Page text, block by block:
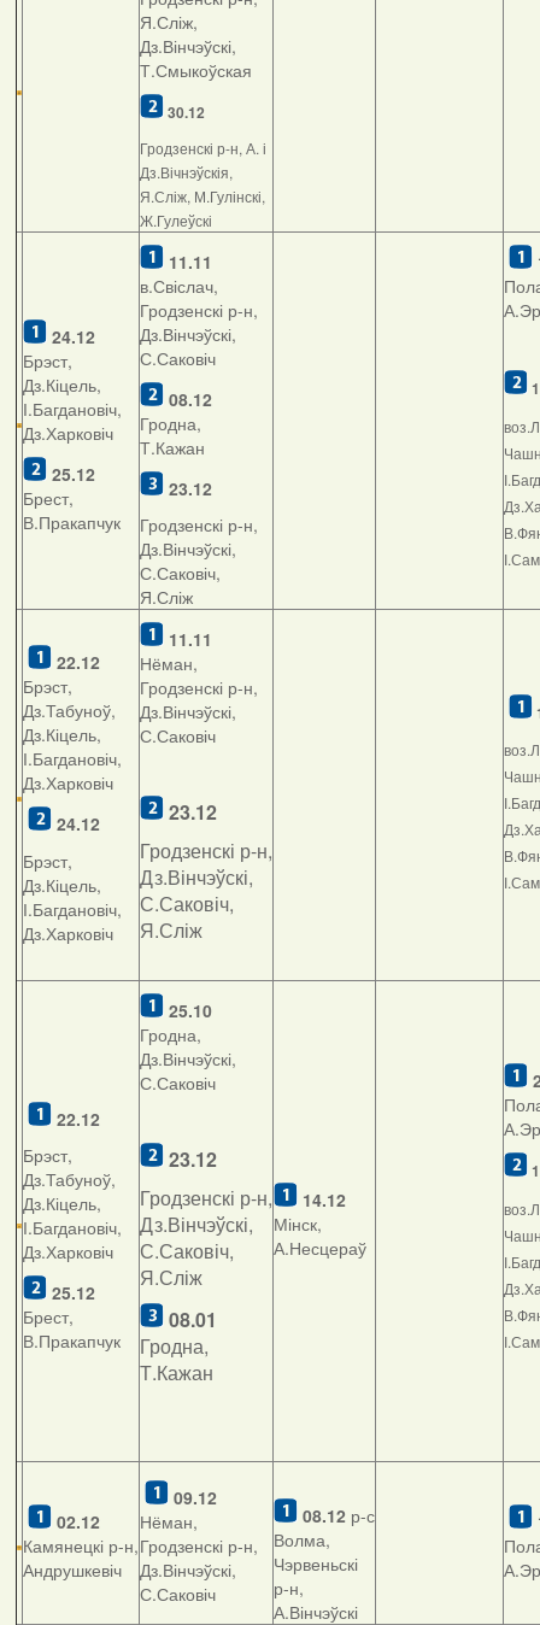
Я.Сліж,
Дз.Вінчэўскі,
Т.Смыкоўская
30.12
Гродзенскі р-н, А. і
Дз.Вічнэўскія,
Я.Сліж, М.Гулінскі,
Ж.Гулеўскі
24.12
Брэст,
Дз.Кіцель,
І.Багдановіч,
Дз.Харковіч
25.12
Брест,
В.Пракапчук
11.11
в.Свіслач,
Гродзенскі р-н,
Дз.Вінчэўскі,
С.Саковіч
08.12
Гродна,
Т.Кажан
23.12
Гродзенскі р-н,
Дз.Вінчэўскі,
С.Саковіч,
Я.Сліж
22.12
Брэст,
Дз.Табуноў,
Дз.Кіцель,
І.Багдановіч,
Дз.Харковіч
24.12
Брэст,
Дз.Кіцель,
І.Багдановіч,
Дз.Харковіч
11.11
Нёман,
Гродзенскі р-н,
Дз.Вінчэўскі,
С.Саковіч
23.12
Гродзенскі р-н,
Дз.Вінчэўскі,
С.Саковіч,
Я.Сліж
22.12
Брэст,
Дз.Табуноў,
Дз.Кіцель,
І.Багдановіч,
Дз.Харковіч
25.12
Брест,
В.Пракапчук
25.10
Гродна,
Дз.Вінчэўскі,
С.Саковіч
23.12
Гродзенскі р-н,
Дз.Вінчэўскі,
С.Саковіч,
Я.Сліж
08.01
Гродна,
Т.Кажан
14.12
Мінск,
А.Несцераў
02.12
Камянецкі р-н,
Андрушкевіч
09.12
Нёман,
Гродзенскі р-н,
Дз.Вінчэўскі,
С.Саковіч
08.12 р-с
Волма,
Чэрвеньскі
р-н,
А.Вінчэўскі